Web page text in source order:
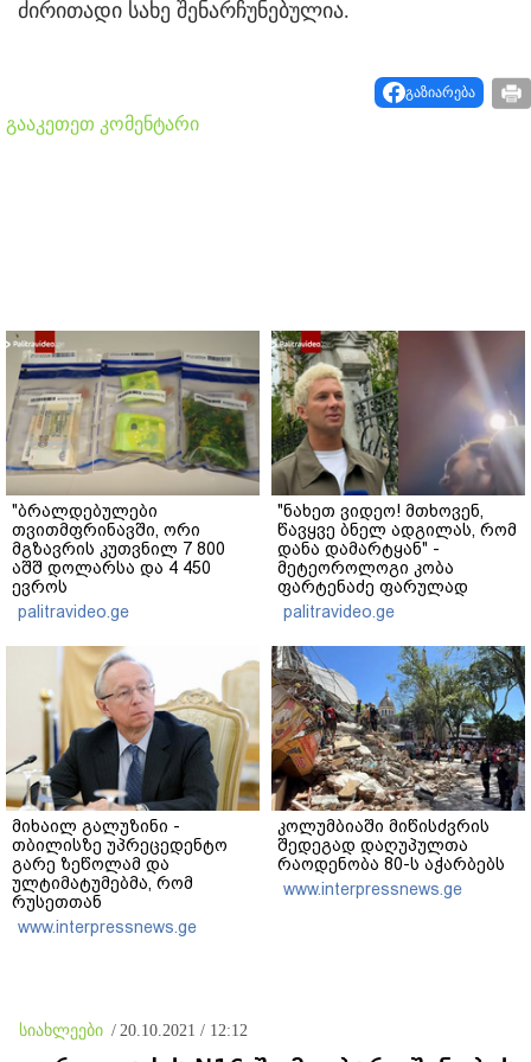
ძირითადი სახე შენარჩუნებულია.
გაზიარება
გააკეთეთ კომენტარი
"ბრალდებულები
თვითმფრინავში, ორი
მგზავრის კუთვნილ 7 800
აშშ დოლარსა და 4 450
ევროს
მართლსაწინააღმდეგოდ
დაეუფლნენ" - დანაშაულის
რა დეტალები ხდება
ცნობილი?
palitravideo.ge
"ნახეთ ვიდეო! მთხოვენ,
წავყვე ბნელ ადგილას, რომ
დანა დამარტყან" -
მეტეოროლოგი კობა
ფარტენაძე ფარულად
გადაღებულ კადრებს
აქვეყნებს
palitravideo.ge
მიხაილ გალუზინი -
თბილისზე უპრეცედენტო
გარე ზეწოლამ და
ულტიმატუმებმა, რომ
რუსეთთან
თანამშრომლობაზე უარი
თქვას, ის შედეგი არ
ურთიერთპატივისცემაზე
დამყარებული
www.interpressnews.ge
კოლუმბიაში მიწისძვრის
შედეგად დაღუპულთა
რაოდენობა 80-ს აჭარბებს
www.interpressnews.ge
სიახლეები / 20.10.2021 / 12:12